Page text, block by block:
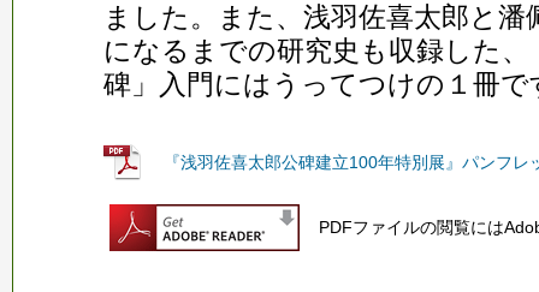
ました。また、浅羽佐喜太郎と
になるまでの研究史も収録した、
碑」入門にはうってつけの１冊で
『浅羽佐喜太郎公碑建立100年特別展』パンフ
PDFファイルの閲覧には